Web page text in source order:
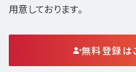
用意しております。
無料登録は